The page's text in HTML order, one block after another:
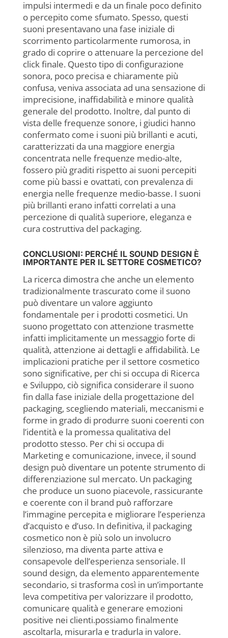
impulsi intermedi e da un finale poco definito
o percepito come sfumato. Spesso, questi
suoni presentavano una fase iniziale di
scorrimento particolarmente rumorosa, in
grado di coprire o attenuare la percezione del
click finale. Questo tipo di configurazione
sonora, poco precisa e chiaramente più
confusa, veniva associata ad una sensazione di
imprecisione, inaffidabilità e minore qualità
generale del prodotto. Inoltre, dal punto di
vista delle frequenze sonore, i giudici hanno
confermato come i suoni più brillanti e acuti,
caratterizzati da una maggiore energia
concentrata nelle frequenze medio-alte,
fossero più graditi rispetto ai suoni percepiti
come più bassi e ovattati, con prevalenza di
energia nelle frequenze medio-basse. I suoni
più brillanti erano infatti correlati a una
percezione di qualità superiore, eleganza e
cura costruttiva del packaging.
CONCLUSIONI: PERCHÉ IL SOUND DESIGN È
IMPORTANTE PER IL SETTORE COSMETICO?
La ricerca dimostra che anche un elemento
tradizionalmente trascurato come il suono
può diventare un valore aggiunto
fondamentale per i prodotti cosmetici. Un
suono progettato con attenzione trasmette
infatti implicitamente un messaggio forte di
qualità, attenzione ai dettagli e affidabilità. Le
implicazioni pratiche per il settore cosmetico
sono significative, per chi si occupa di Ricerca
e Sviluppo, ciò significa considerare il suono
fin dalla fase iniziale della progettazione del
packaging, scegliendo materiali, meccanismi e
forme in grado di produrre suoni coerenti con
l’identità e la promessa qualitativa del
prodotto stesso. Per chi si occupa di
Marketing e comunicazione, invece, il sound
design può diventare un potente strumento di
differenziazione sul mercato. Un packaging
che produce un suono piacevole, rassicurante
e coerente con il brand può rafforzare
l’immagine percepita e migliorare l’esperienza
d’acquisto e d’uso. In definitiva, il packaging
cosmetico non è più solo un involucro
silenzioso, ma diventa parte attiva e
consapevole dell’esperienza sensoriale. Il
sound design, da elemento apparentemente
secondario, si trasforma così in un’importante
leva competitiva per valorizzare il prodotto,
comunicare qualità e generare emozioni
positive nei clienti.possiamo finalmente
ascoltarla, misurarla e tradurla in valore.